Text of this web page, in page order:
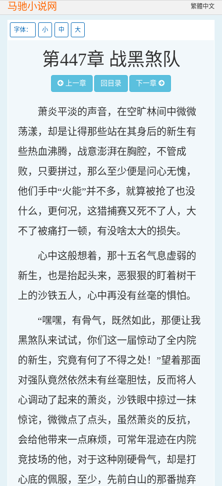
马驰小说网 繁體中文
字体： 小 中 大
第447章 战黑煞队
上一章 回目录 下一章
萧炎平淡的声音，在空旷林间中微微
荡漾，却是让得那些站在其身后的新生有
些热血沸腾，战意澎湃在胸腔，不管成
败，只要拼过，那么至少便是问心无愧，
他们手中“火能”并不多，就算被抢了也没
什么，更何况，这猎捕赛又死不了人，大
不了被痛打一顿，有没啥太大的损失。
心中这般想着，那十五名气息虚弱的
新生，也是抬起头来，恶狠狠的盯着树干
上的沙铁五人，心中再没有丝毫的惧怕。
“嘿嘿，有骨气，既然如此，那便让我
黑煞队来试试，你们这一届惊动了全内院
的新生，究竟有何了不得之处！”望着那面
对强队竟然依然未有丝毫胆怯，反而将人
心调动了起来的萧炎，沙铁眼中掠过一抹
惊诧，微微点了点头，虽然萧炎的反抗，
会给他带来一点麻烦，可常年混迹在内院
竞技场的他，对于这种刚硬骨气，却是打
心底的佩服，至少，先前白山的那番抛弃